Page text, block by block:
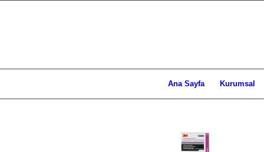
Ana Sayfa Kurumsal